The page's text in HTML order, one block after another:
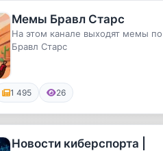
Мемы Бравл Старс
На этом канале выходят мемы по
Бравл Старс
1 495 26
Новости киберспорта |